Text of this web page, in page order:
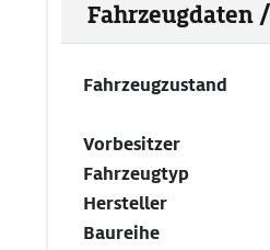
Fahrzeugdaten
Fahrzeugzustand
Vorbesitzer
Fahrzeugtyp
Hersteller
Baureihe